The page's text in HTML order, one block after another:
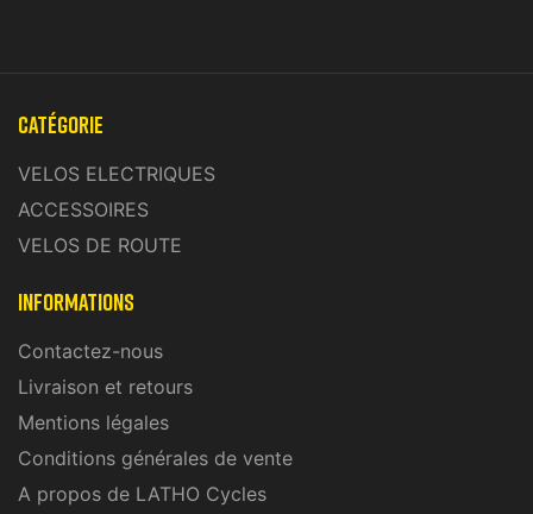
Catégorie
VELOS ELECTRIQUES
ACCESSOIRES
VELOS DE ROUTE
INFORMATIONS
Contactez-nous
Livraison et retours
Mentions légales
Conditions générales de vente
A propos de LATHO Cycles